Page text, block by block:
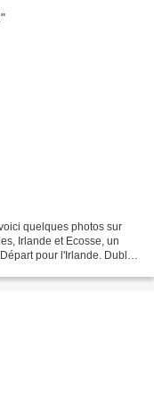
quelques photos sur
Irlande et Ecosse, un
pour l'Irlande. Dublin